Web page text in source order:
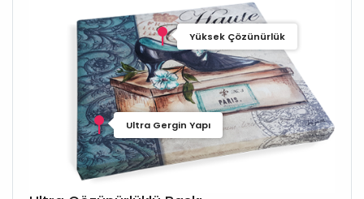
Yüksek Çözünürlük
Ultra Gergin Yapı